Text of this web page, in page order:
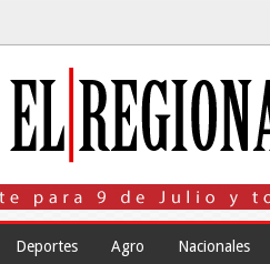
Deportes Agro Nacionales